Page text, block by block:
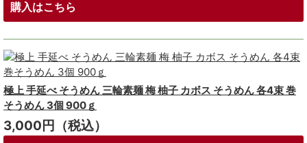
購入はこちら
極上 手延べ そうめん 三輪素麺 梅 柚子 カボス そうめん 各4束 巻
そうめん 3個 900ｇ
3,000円（税込）